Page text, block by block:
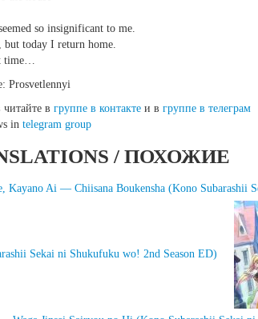
so insignificant to me.
today I return home.
time…
Prosvetlennyi
в группе в контакте и в группе в телеграм
in telegram group
/ ПОХОЖИЕ
Kayano Ai — Chiisana Boukensha (Kono Subarashii
Sekai ni Shukufuku wo! 2nd Season ED)